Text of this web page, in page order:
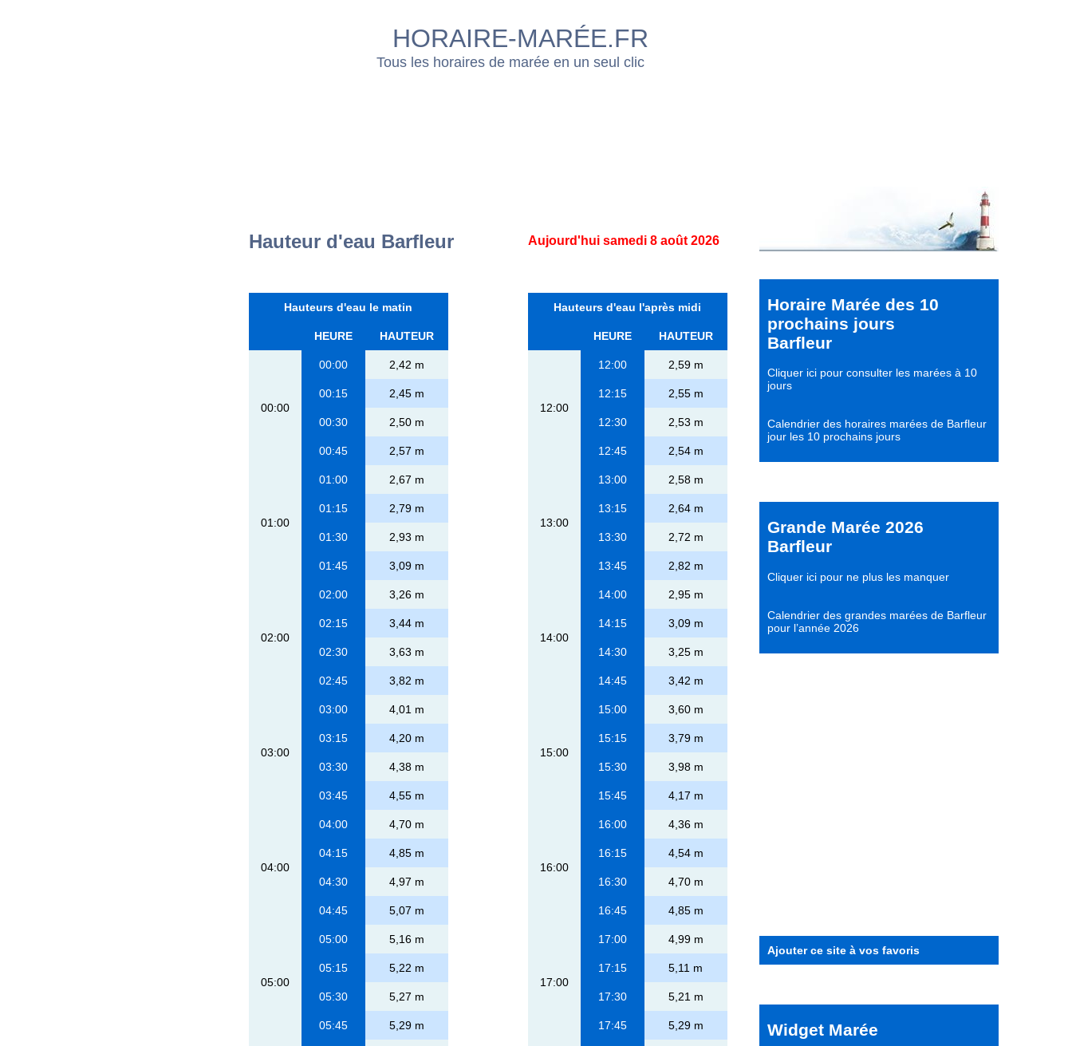
HORAIRE-MARÉE.FR
Tous les horaires de marée en un seul clic
Hauteur d'eau Barfleur Aujourd'hui samedi 8 août 2026
Hauteurs d'eau le matin
HEURE HAUTEUR
00:00
00:00 2,42 m
00:15 2,45 m
00:30 2,50 m
00:45 2,57 m
01:00
01:00 2,67 m
01:15 2,79 m
01:30 2,93 m
01:45 3,09 m
02:00
02:00 3,26 m
02:15 3,44 m
02:30 3,63 m
02:45 3,82 m
03:00
03:00 4,01 m
03:15 4,20 m
03:30 4,38 m
03:45 4,55 m
04:00
04:00 4,70 m
04:15 4,85 m
04:30 4,97 m
04:45 5,07 m
05:00
05:00 5,16 m
05:15 5,22 m
05:30 5,27 m
05:45 5,29 m
Hauteurs d'eau l'après midi
HEURE HAUTEUR
12:00
12:00 2,59 m
12:15 2,55 m
12:30 2,53 m
12:45 2,54 m
13:00
13:00 2,58 m
13:15 2,64 m
13:30 2,72 m
13:45 2,82 m
14:00
14:00 2,95 m
14:15 3,09 m
14:30 3,25 m
14:45 3,42 m
15:00
15:00 3,60 m
15:15 3,79 m
15:30 3,98 m
15:45 4,17 m
16:00
16:00 4,36 m
16:15 4,54 m
16:30 4,70 m
16:45 4,85 m
17:00
17:00 4,99 m
17:15 5,11 m
17:30 5,21 m
17:45 5,29 m
Horaire Marée des 10
prochains jours
Barfleur
Cliquer ici pour consulter les marées à 10
jours
Calendrier des horaires marées de Barfleur
jour les 10 prochains jours
Grande Marée 2026
Barfleur
Cliquer ici pour ne plus les manquer
Calendrier des grandes marées de Barfleur
pour l’année 2026
Ajouter ce site à vos favoris
Widget Marée